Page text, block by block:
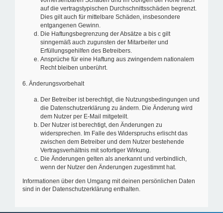
auf die vertragstypischen Durchschnittsschäden begrenzt.
Dies gilt auch für mittelbare Schäden, insbesondere
entgangenen Gewinn.
Die Haftungsbegrenzung der Absätze a bis c gilt
sinngemäß auch zugunsten der Mitarbeiter und
Erfüllungsgehilfen des Betreibers.
Ansprüche für eine Haftung aus zwingendem nationalem
Recht bleiben unberührt.
6. Änderungsvorbehalt
Der Betreiber ist berechtigt, die Nutzungsbedingungen und
die Datenschutzerklärung zu ändern. Die Änderung wird
dem Nutzer per E-Mail mitgeteilt.
Der Nutzer ist berechtigt, den Änderungen zu
widersprechen. Im Falle des Widerspruchs erlischt das
zwischen dem Betreiber und dem Nutzer bestehende
Vertragsverhältnis mit sofortiger Wirkung.
Die Änderungen gelten als anerkannt und verbindlich,
wenn der Nutzer den Änderungen zugestimmt hat.
Informationen über den Umgang mit deinen persönlichen Daten
sind in der Datenschutzerklärung enthalten.